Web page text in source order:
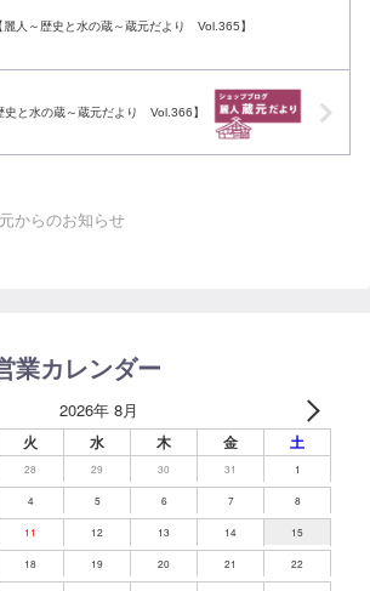
麗人～歴史と水の蔵～蔵元だより Vol.365】
史と水の蔵～蔵元だより Vol.366】
からのお知らせ
業カレンダー
2026年 8月
火 水 木 金 土
28 29 30 31 1
4 5 6 7 8
11 12 13 14 15
18 19 20 21 22